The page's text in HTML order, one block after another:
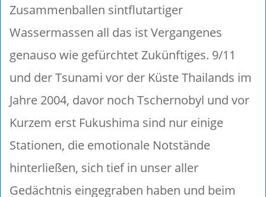
Zusammenballen sintflutartiger
Wassermassen all das ist Vergangenes
genauso wie gefürchtet Zukünftiges. 9/11
und der Tsunami vor der Küste Thailands im
Jahre 2004, davor noch Tschernobyl und vor
Kurzem erst Fukushima sind nur einige
Stationen, die emotionale Notstände
hinterließen, sich tief in unser aller
Gedächtnis eingegraben haben und beim